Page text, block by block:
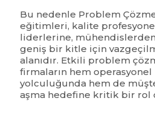
Bu nedenle Problem
eğitimleri, kalite
liderlerine,
geniş bir kitle için
alanıdır. Etkili problem
firmaların hem
yolculuğunda hem de
aşma hedefine kritik bir rol